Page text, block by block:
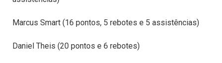
Marcus Smart (16 pontos, 5 rebotes e 5 assistências)
Daniel Theis (20 pontos e 6 rebotes)